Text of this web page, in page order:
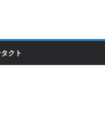
動きが判ったらコーナ
クト